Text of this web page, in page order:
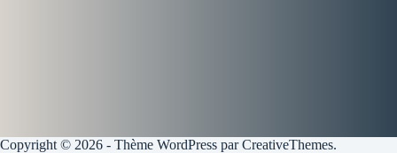
Copyright © 2026 - Thème WordPress parCreativeThemes.